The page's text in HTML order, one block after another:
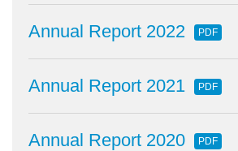
Annual Report 2022 PDF
Annual Report 2021 PDF
Annual Report 2020 PDF